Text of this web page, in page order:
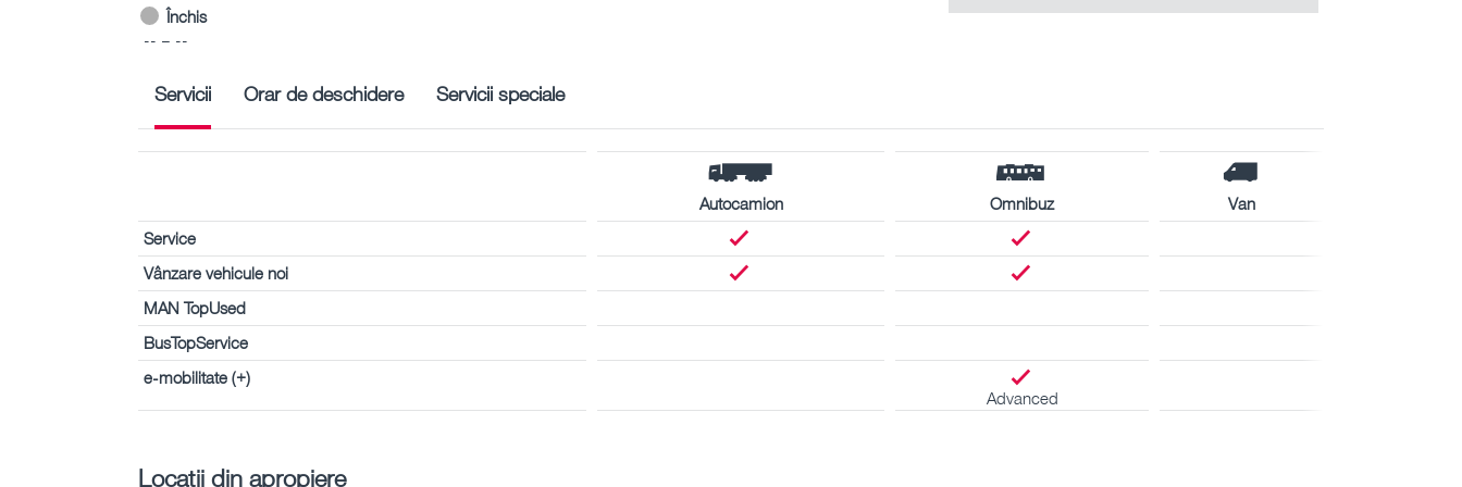
Închis
-- – --
Servicii Orar de deschidere Servicii speciale
Autocamion Omnibuz
Van
Service
Vânzare vehicule noi
MAN TopUsed
BusTopService
e-mobilitate (+)
Advanced
Locații din apropiere